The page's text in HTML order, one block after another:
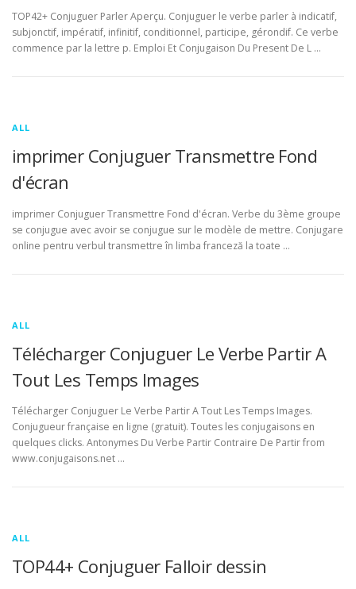
TOP42+ Conjuguer Parler Aperçu. Conjuguer le verbe parler à indicatif,
subjonctif, impératif, infinitif, conditionnel, participe, gérondif. Ce verbe
commence par la lettre p. Emploi Et Conjugaison Du Present De L …
ALL
imprimer Conjuguer Transmettre Fond
d'écran
imprimer Conjuguer Transmettre Fond d'écran. Verbe du 3ème groupe
se conjugue avec avoir se conjugue sur le modèle de mettre. Conjugare
online pentru verbul transmettre în limba franceză la toate …
ALL
Télécharger Conjuguer Le Verbe Partir A
Tout Les Temps Images
Télécharger Conjuguer Le Verbe Partir A Tout Les Temps Images.
Conjugueur française en ligne (gratuit). Toutes les conjugaisons en
quelques clicks. Antonymes Du Verbe Partir Contraire De Partir from
www.conjugaisons.net …
ALL
TOP44+ Conjuguer Falloir dessin